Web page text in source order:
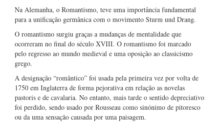
Na Alemanha, o Romantismo, teve uma importância fundamental
para a unificação germânica com o movimento Sturm und Drang.
O romantismo surgiu graças a mudanças de mentalidade que
ocorreram no final do século XVIII. O romantismo foi marcado
pelo regresso ao mundo medieval e uma oposição ao classicismo
grego.
A designação “romântico” foi usada pela primeira vez por volta de
1750 em Inglaterra de forma pejorativa em relação as novelas
pastoris e de cavalaria. No entanto, mais tarde o sentido depreciativo
foi perdido, sendo usado por Rousseau como sinónimo de pitoresco
ou da uma sensação causada por uma paisagem.